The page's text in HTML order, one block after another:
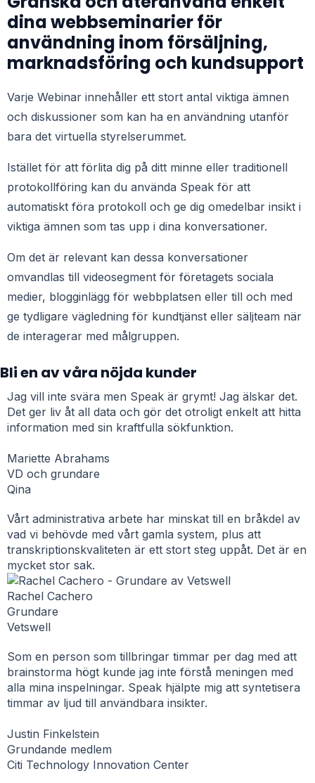
dina webbseminarier för
användning inom försäljning,
marknadsföring och kundsupport
Varje Webinar innehåller ett stort antal viktiga ämnen
och diskussioner som kan ha en användning utanför
bara det virtuella styrelserummet.
Istället för att förlita dig på ditt minne eller traditionell
protokollföring kan du använda Speak för att
automatiskt föra protokoll och ge dig omedelbar insikt i
viktiga ämnen som tas upp i dina konversationer.
Om det är relevant kan dessa konversationer
omvandlas till videosegment för företagets sociala
medier, blogginlägg för webbplatsen eller till och med
ge tydligare vägledning för kundtjänst eller säljteam när
de interagerar med målgruppen.
Bli en av våra nöjda kunder
Jag vill inte svära men Speak är grymt! Jag älskar det.
Det ger liv åt all data och gör det otroligt enkelt att hitta
information med sin kraftfulla sökfunktion.
Mariette Abrahams
VD och grundare
Qina
Vårt administrativa arbete har minskat till en bråkdel av
vad vi behövde med vårt gamla system, plus att
transkriptionskvaliteten är ett stort steg uppåt. Det är en
mycket stor sak.
Rachel Cachero
Grundare
Vetswell
Som en person som tillbringar timmar per dag med att
brainstorma högt kunde jag inte förstå meningen med
alla mina inspelningar. Speak hjälpte mig att syntetisera
timmar av ljud till användbara insikter.
Justin Finkelstein
Grundande medlem
Citi Technology Innovation Center